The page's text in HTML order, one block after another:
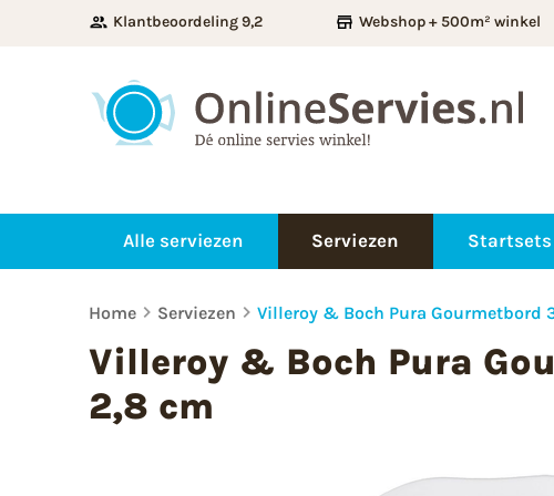
Klantbeoordeling 9,2 Webshop + 500m² winkel
Alle serviezen Serviezen Startsets
Home Serviezen Villeroy & Boch Pura Gourmetbord
Villeroy & Boch Pura
2,8 cm